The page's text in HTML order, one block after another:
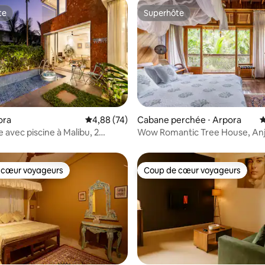
sur la base de 12 commentaires : 5 sur 5
Évaluation moyenne sur la base de 74
4,88 (74)
avec piscine à Malibu, 2
de Vagator
Superhôte
Superhôte
Cabane perchée ⋅ Arpora
Wow Romantic Tree House,
cœur voyageurs
voyageurs Coup de cœur voyageurs
Coup de cœur voyageurs